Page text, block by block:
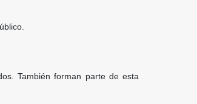
También forman parte de esta